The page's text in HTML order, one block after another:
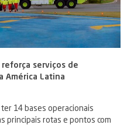
reforça serviços de
América Latina
ter 14 bases operacionais
principais rotas e pontos com